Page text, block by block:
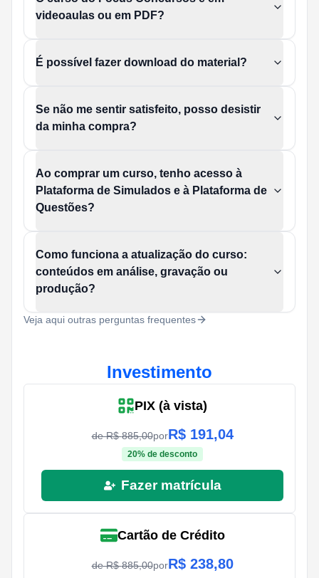
videoaulas ou em PDF?
É possível fazer download do material?
Se não me sentir satisfeito, posso desistir
da minha compra?
Ao comprar um curso, tenho acesso à
Plataforma de Simulados e à Plataforma de
Questões?
Como funciona a atualização do curso:
conteúdos em análise, gravação ou
produção?
Veja aqui outras perguntas frequentes
Investimento
PIX (à vista)
de R$885,00porR$ 191,04
20% de desconto
Fazer matrícula
Cartão de Crédito
de R$885,00porR$ 238,80